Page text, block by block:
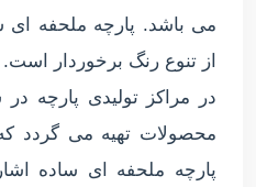
می باشد. پارچه ملحفه ای
از تنوع رنگ برخوردار است.
در مراکز تولیدی پارچه
محصولات تهیه می گردد
پارچه ملحفه ای ساده